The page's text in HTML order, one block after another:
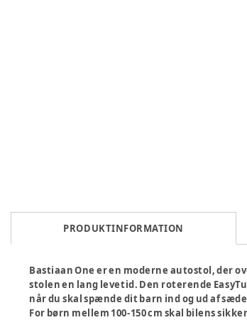
PRODUKTINFORMATION
Bastiaan One er en moderne autostol, der
stolen en lang levetid. Den roterende
når du skal spænde dit barn ind og ud af
For børn mellem 100-150 cm skal bilens